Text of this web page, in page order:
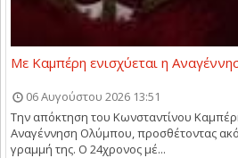
Με Καμπέρη ενισχύεται η
06 Αυγούστου 2026 13:51
Την απόκτηση του Κωνσταντίνου
Αναγέννηση Ολύμπου, προσθέτοντας
γραμμή της. Ο 24χρονος μέ...